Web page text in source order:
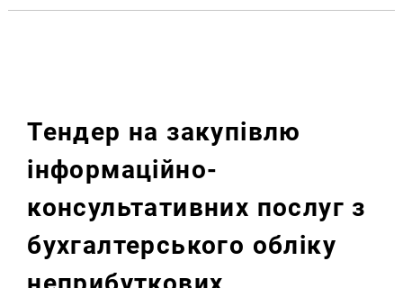
Тендер на закупівлю
інформаційно-
консультативних послуг з
бухгалтерського обліку